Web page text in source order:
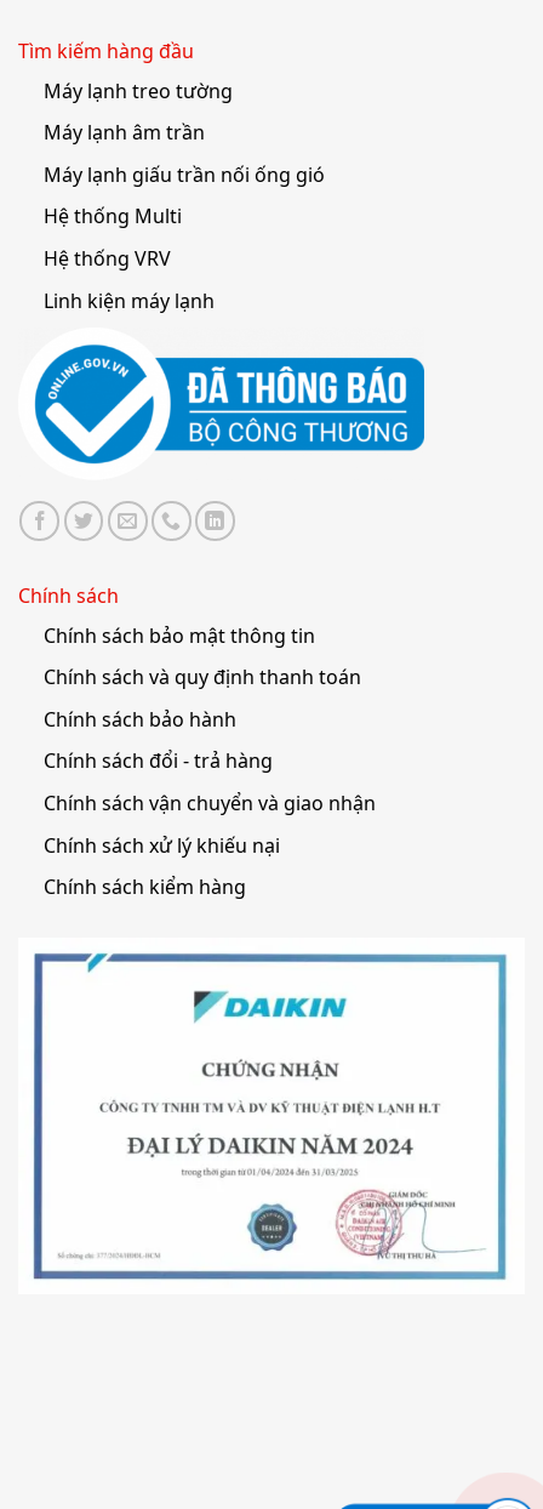
Tìm kiếm hàng đầu
Máy lạnh treo tường
Máy lạnh âm trần
Máy lạnh giấu trần nối ống gió
Hệ thống Multi
Hệ thống VRV
Linh kiện máy lạnh
Chính sách
Chính sách bảo mật thông tin
Chính sách và quy định thanh toán
Chính sách bảo hành
Chính sách đổi - trả hàng
Chính sách vận chuyển và giao nhận
Chính sách xử lý khiếu nại
Chính sách kiểm hàng